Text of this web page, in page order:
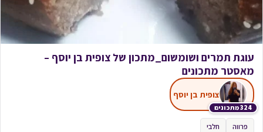
עוגת תמרים ושומשום_מתכון של צופית בן יוסף –
מאסטר מתכונים
324 מתכונים
צופית בן יוסף
פרווה חלבי